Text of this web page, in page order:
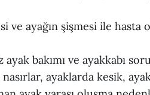
ve ayağın şişmesi ile hasta
bakımı ve ayakkabı
ayaklarda kesik,